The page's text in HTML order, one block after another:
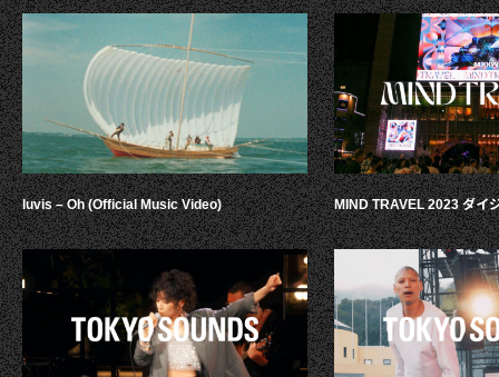
luvis – Oh (Official Music Video) MIND TRAVEL 2023 ダイ